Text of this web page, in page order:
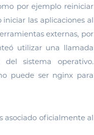
por ejemplo reiniciar
iniciar las aplicaciones al
externas, por
utilizar una llamada
sistema operativo.
puede ser nginx para
asociado oficialmente al